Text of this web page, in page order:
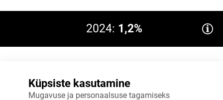
2024: 1,2%
1,5%
Küpsiste kasutamine
Mugavuse ja personaalsuse tagamiseks